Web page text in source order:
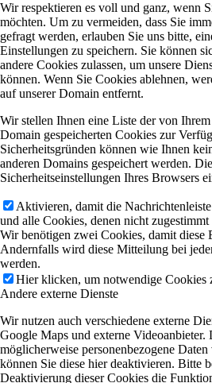
Wir respektieren es voll und ganz, wenn
möchten. Um zu vermeiden, dass Sie
gefragt werden, erlauben Sie uns bitte,
Einstellungen zu speichern. Sie können
andere Cookies zulassen, um unsere
können. Wenn Sie Cookies ablehnen,
auf unserer Domain entfernt.
Wir stellen Ihnen eine Liste der von
Domain gespeicherten Cookies zur
Sicherheitsgründen können wie Ihnen
anderen Domains gespeichert werden.
Sicherheitseinstellungen Ihres Browsers
Aktivieren, damit die
und alle Cookies, denen nicht
Wir benötigen zwei Cookies, damit diese
Andernfalls wird diese Mitteilung bei
werden.
Hier klicken, um notwendige Cookies
Andere externe Dienste
Wir nutzen auch verschiedene externe
Google Maps und externe Videoanbieter.
möglicherweise personenbezogene
können Sie diese hier deaktivieren. Bitte
Deaktivierung dieser Cookies die